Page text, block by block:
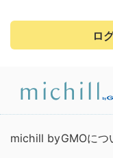
ロ
michill byGMOにつ